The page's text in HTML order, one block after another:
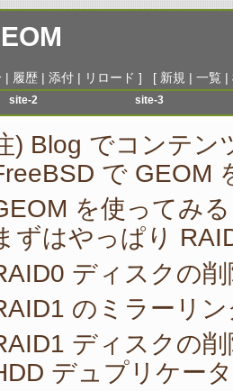
| 履歴 | 添付 | リロード ] [ 新規 | 一覧 |
site-2
site-3
menu-2
menu-3
menu-4
menu-5
menu-6
) Blog でコンテン
で GEOM
を使ってみる
ずはやっぱり
ディスクの削
のミラーリ
ディスクの削
デュプリケー